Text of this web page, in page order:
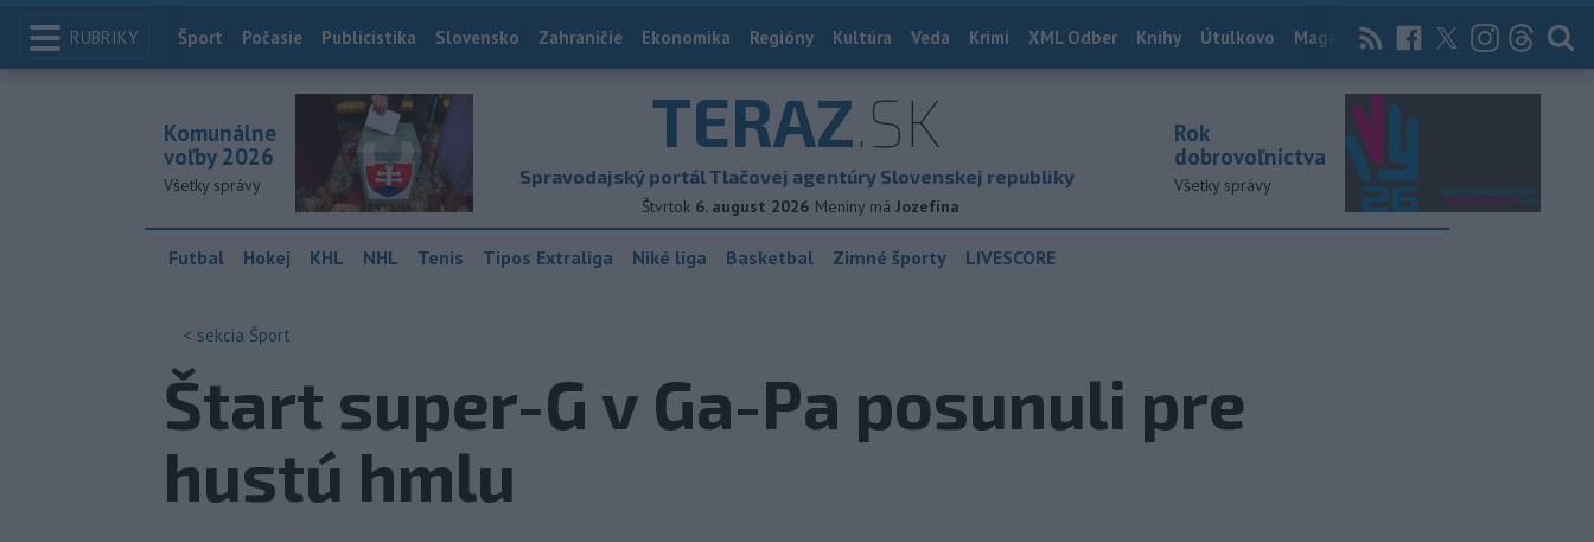
RUBRIKY Index
Šport Počasie Publicistika Slovensko Zahraničie Ekonomika Regióny Kultúra Veda Krimi XML Odber Knihy Útulkovo Magazín News Now Archív
TERAZ.SK
Spravodajský portál Tlačovej agentúry Slovenskej republiky
Štvrtok 6. august 2026 Meniny má Jozefína
Komunálne
voľby 2026
Všetky správy
Rok
dobrovoľníctva
Všetky správy
Futbal Hokej KHL NHL Tenis Tipos Extraliga Niké liga Basketbal Zimné športy LIVESCORE
< sekcia Šport
Štart super-G v Ga-Pa posunuli pre
hustú hmlu